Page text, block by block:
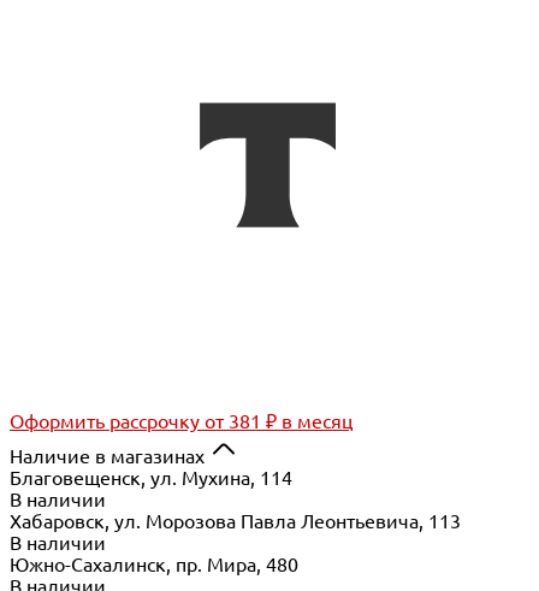
Оформить рассрочку от 381 ₽ в месяц
Наличие в магазинах
Благовещенск, ул. Мухина, 114
В наличии
Хабаровск, ул. Морозова Павла Леонтьевича, 113
В наличии
Южно-Сахалинск, пр. Мира, 480
В наличии